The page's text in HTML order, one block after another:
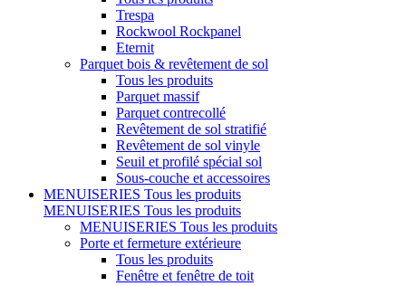
Trespa
Rockwool Rockpanel
Eternit
Parquet bois & revêtement de sol
Tous les produits
Parquet massif
Parquet contrecollé
Revêtement de sol stratifié
Revêtement de sol vinyle
Seuil et profilé spécial sol
Sous-couche et accessoires
MENUISERIES Tous les produits
MENUISERIES Tous les produits
MENUISERIES Tous les produits
Porte et fermeture extérieure
Tous les produits
Fenêtre et fenêtre de toit